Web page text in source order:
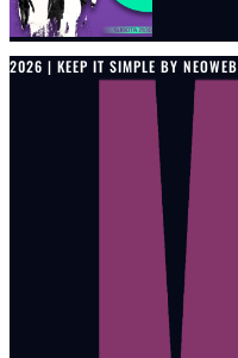
2026 | KEEP IT SIMPLE BY NEOWEB